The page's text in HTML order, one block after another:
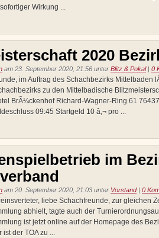
Wirkung ...
2020
am 23. September 2020, 21:56 unter Blitz & Pokal| 0
im Auftrag des Schachbezirks Mittelbaden
zu den Mittelbadische
BrÃ¼ckenhof Richard-Wagner-Ring 61
09:45 Startgeld 10 â‚¬ pro ...
im
am 20. September 2020, 21:03 unter Vorstand| 0
liebe Schachfreunde, zur gleichen
abhielt, tagte auch der
ist jetzt online auf der Homepage des
ist der TOA zu ...